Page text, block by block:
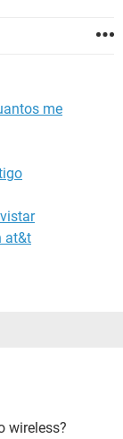
me
at&t
wireless?